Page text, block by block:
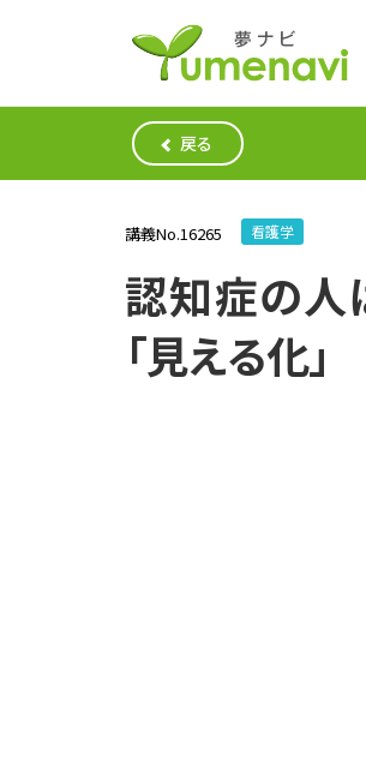
戻る
講義No.16265 看護学
認知症の人
「見える化」